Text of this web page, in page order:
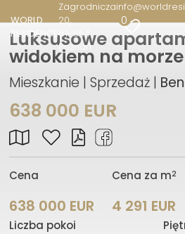
WORLD
RESIDENCE
Zagrodnicza
20
61-654
Poznań
0
Luksusowe
widokiem na morze
Mieszkanie | Sprzedaż |
638 000 EUR
Cena
638 000 EUR
Cena za m2
4 291 EUR
Liczba pokoi